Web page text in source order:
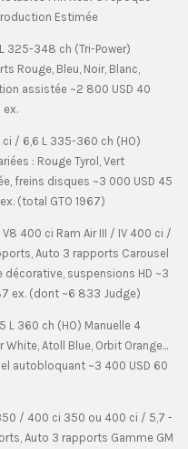
Estimée
325-348 ch (Tri-Power)
Rouge, Bleu, Noir, Blanc,
assistée ~2 800 USD 40
ex.
ci / 6,6 L 335-360 ch (HO)
: Rouge Tyrol, Vert
freins disques ~3 000 USD 45
(total GTO 1967)
400 ci Ram Air III / IV 400 ci /
Auto 3 rapports Carousel
décorative, suspensions HD ~3
ex. (dont ~6 833 Judge)
L 360 ch (HO) Manuelle 4
Atoll Blue, Orbit Orange...
autobloquant ~3 400 USD 60
/ 400 ci 350 ou 400 ci / 5,7 -
Auto 3 rapports Gamme GM